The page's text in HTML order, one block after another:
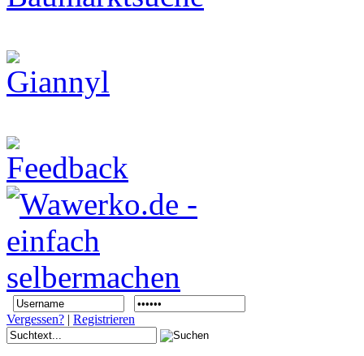
Vergessen? | Registrieren